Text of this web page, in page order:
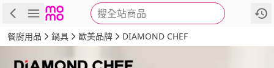
搜全站商品
商品 評價 詳情
餐廚用品 鍋具 歐美品牌 DIAMOND CHEF